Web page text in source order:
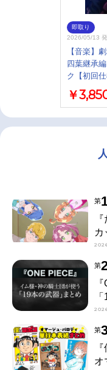
即取り
2026/05/13
【音楽】
四葉継承
ク【初回仕
￥
第
カ
第
第
オ